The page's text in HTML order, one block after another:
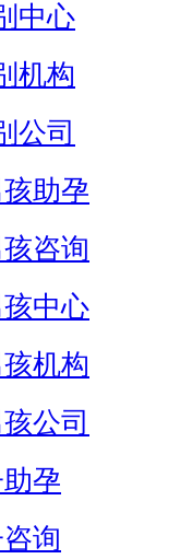
中心
机构
公司
助孕
咨询
中心
机构
公司
孕
询